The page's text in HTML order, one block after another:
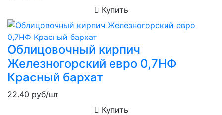
Купить
Облицовочный кирпич
Железногорский евро 0,7НФ
Красный бархат
22.40 руб/шт
Купить